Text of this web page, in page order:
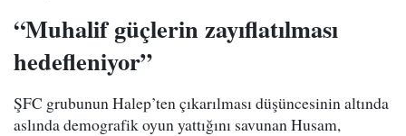
“Muhalif güçlerin zayıflatılması
hedefleniyor”
ŞFC grubunun Halep’ten çıkarılması düşüncesinin altında
aslında demografik oyun yattığını savunan Husam,